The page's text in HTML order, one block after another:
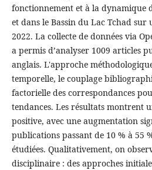
fonctionnement et à la dynamique
et dans le Bassin du Lac Tchad sur
2022. La collecte de données via
a permis d’analyser 1009 articles
anglais. L'approche
temporelle, le couplage
factorielle des correspondances
tendances. Les résultats montrent
positive, avec une augmentation
publications passant de 10 % à 55
étudiées. Qualitativement, on
disciplinaire : des approches